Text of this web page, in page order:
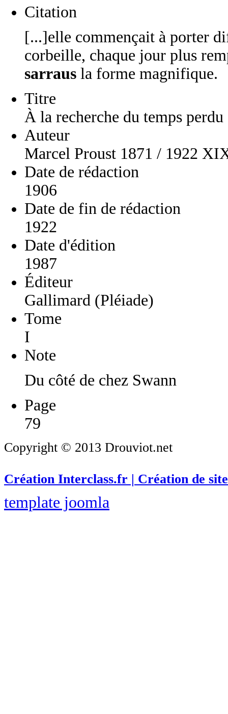
Citation
[...]elle commençait à porter
corbeille, chaque jour plus
sarraus la forme magnifique.
Titre
À la recherche du temps perdu
Auteur
Marcel Proust 1871 / 1922
Date de rédaction
1906
Date de fin de rédaction
1922
Date d'édition
1987
Éditeur
Gallimard (Pléiade)
Tome
I
Note
Du côté de chez Swann
Page
79
Copyright © 2013 Drouviot.net
Création Interclass.fr | Création de
template joomla